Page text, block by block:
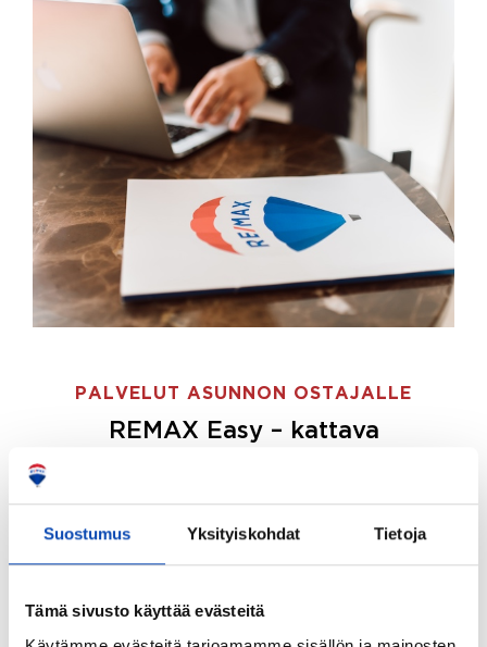
Suostumus Yksityiskohdat Tietoja
Tämä sivusto käyttää evästeitä
PALVELUT ASUNNON OSTAJALLE
REMAX Easy – kattava
ostajille.
Tee ostotoimeksianto ja etsimme juuri